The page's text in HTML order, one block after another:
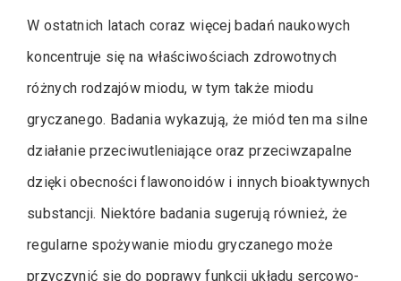
W ostatnich latach coraz więcej badań naukowych
koncentruje się na właściwościach zdrowotnych
różnych rodzajów miodu, w tym także miodu
gryczanego. Badania wykazują, że miód ten ma silne
działanie przeciwutleniające oraz przeciwzapalne
dzięki obecności flawonoidów i innych bioaktywnych
substancji. Niektóre badania sugerują również, że
regularne spożywanie miodu gryczanego może
przyczynić się do poprawy funkcji układu sercowo-